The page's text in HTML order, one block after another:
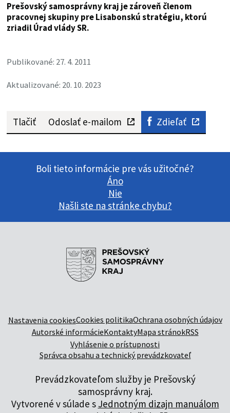
Prešovský samosprávny kraj je zároveň členom
pracovnej skupiny pre Lisabonskú stratégiu, ktorú
zriadil Úrad vlády SR.
Publikované: 27. 4. 2011
Aktualizované: 20. 10. 2023
Tlačiť Odoslať e-mailom Zdieľať
Boli tieto informácie pre vás užitočné?
Áno
Nie
Našli ste na stránke chybu?
Nastavenia cookiesCookies politikaOchrana osobných údajov
Autorské informácieKontaktyMapa stránokRSS
Vyhlásenie o prístupnosti
Správca obsahu a technický prevádzkovateľ
Prevádzkovateľom služby je Prešovský
samosprávny kraj.
Vytvorené v súlade s Jednotným dizajn manuálom